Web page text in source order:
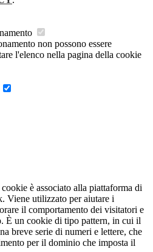
non possono essere
l'elenco nella pagina della cookie
è associato alla piattaforma di
Viene utilizzato per aiutare i
il comportamento dei visitatori e
È un cookie di tipo pattern, in cui il
breve serie di numeri e lettere, che
per il dominio che imposta il